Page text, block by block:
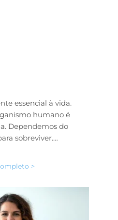
essencial à vida.
humano é
Dependemos do
sobreviver.…
>